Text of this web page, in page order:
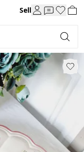
Sell